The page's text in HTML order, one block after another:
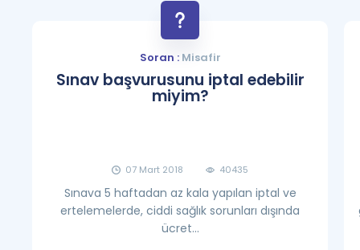
Soran :Misafir
Sınav başvurusunu iptal edebilir
miyim?
07 Mart 2018 40435
Sınava 5 haftadan az kala yapılan iptal ve
ertelemelerde, ciddi sağlık sorunları dışında
ücret...